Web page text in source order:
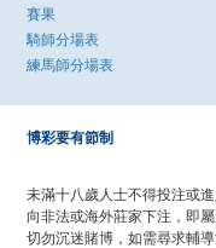
賽果
騎師分場表
練馬師分場表
博彩要有節制
未滿十八歲人士不得投注或進
向非法或海外莊家下注，即屬
切勿沉迷賭博，如需尋求輔